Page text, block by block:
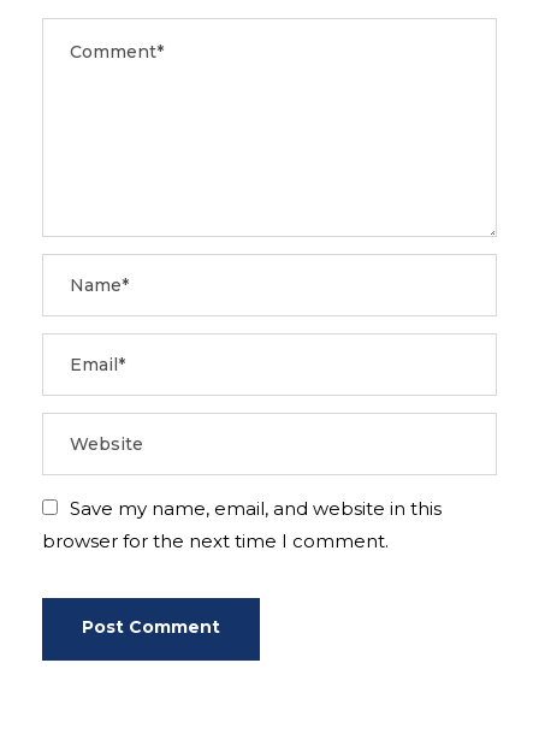
Save my name, email, and website in this
browser for the next time I comment.